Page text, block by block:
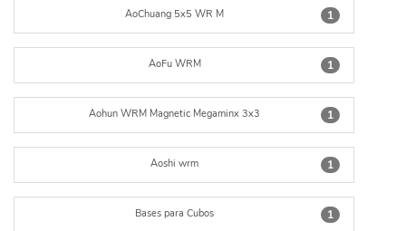
1
AoChuang 5x5 WR M
1
AoFu WRM
1
Aohun WRM Magnetic Megaminx 3x3
1
Aoshi wrm
1
Bases para Cubos